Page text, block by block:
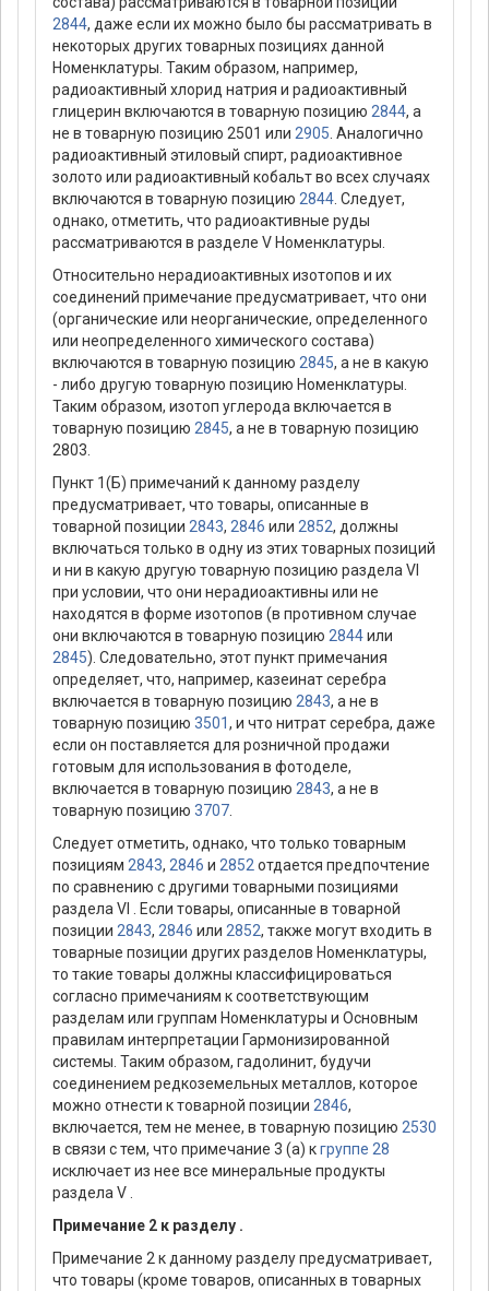
2844, даже если их можно было бы рассматривать в
некоторых других товарных позициях данной
Номенклатуры. Таким образом, например,
радиоактивный хлорид натрия и радиоактивный
глицерин включаются в товарную позицию 2844, а
не в товарную позицию 2501 или 2905 . Аналогично
радиоактивный этиловый спирт, радиоактивное
золото или радиоактивный кобальт во всех случаях
включаются в товарную позицию 2844 . Следует,
однако, отметить, что радиоактивные руды
рассматриваются в разделе V Номенклатуры.
Относительно нерадиоактивных изотопов и их
соединений примечание предусматривает, что они
(органические или неорганические, определенного
или неопределенного химического состава)
включаются в товарную позицию 2845, а не в какую
- либо другую товарную позицию Номенклатуры.
Таким образом, изотоп углерода включается в
товарную позицию 2845, а не в товарную позицию
2803.
Пункт 1(Б) примечаний к данному разделу
предусматривает, что товары, описанные в
товарной позиции 2843, 2846 или 2852, должны
включаться только в одну из этих товарных позиций
и ни в какую другую товарную позицию раздела VI
при условии, что они нерадиоактивны или не
находятся в форме изотопов (в противном случае
они включаются в товарную позицию 2844или
2845). Следовательно, этот пункт примечания
определяет, что, например, казеинат серебра
включается в товарную позицию 2843, а не в
товарную позицию 3501, и что нитрат серебра, даже
если он поставляется для розничной продажи
готовым для использования в фотоделе,
включается в товарную позицию 2843, а не в
товарную позицию 3707
Следует отметить, однако, что только товарным
позициям 2843, 2846 и 2852 отдается предпочтение
по сравнению с другими товарными позициями
раздела VI . Если товары, описанные в товарной
позиции 2843, 2846 или 2852, также могут входить в
товарные позиции других разделов Номенклатуры,
то такие товары должны классифицироваться
согласно примечаниям к соответствующим
разделам или группам Номенклатуры и Основным
правилам интерпретации Гармонизированной
системы. Таким образом, гадолинит, будучи
соединением редкоземельных металлов, которое
можно отнести к товарной позиции 2846,
включается, тем не менее, в товарную позицию 2530
в связи с тем, что примечание 3 (а) кгруппе 28
исключает из нее все минеральные продукты
раздела V .
Примечание 2 к разделу .
Примечание 2 к данному разделу предусматривает,
что товары (кроме товаров, описанных в товарных